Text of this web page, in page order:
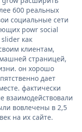
600 реальных
социальные сети
powr social
как
клиентам,
страницей,
он хорошо
дает
фактически
взаимодействовали
вовлечены в 2,5
на их сайте.